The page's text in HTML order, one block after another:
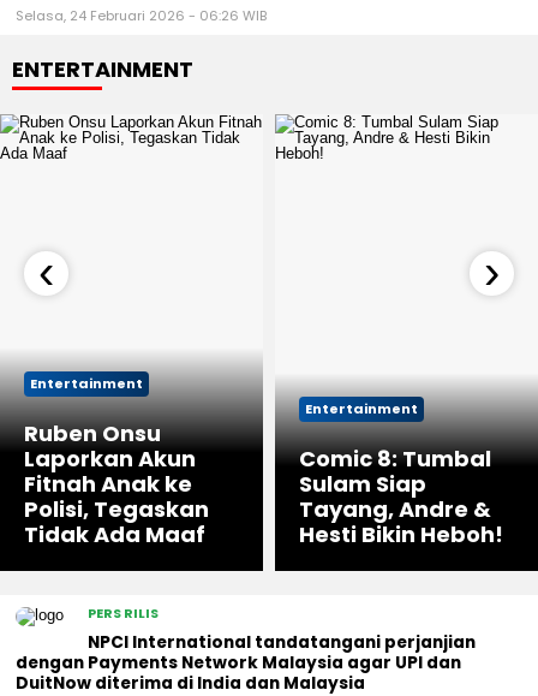
Selasa, 24 Februari 2026 - 06:26 WIB
ENTERTAINMENT
Entertainment
Ruben Onsu
Laporkan Akun
Fitnah Anak ke
Polisi, Tegaskan
Tidak Ada Maaf
Entertainment
Comic 8: Tumbal
Sulam Siap
Tayang, Andre &
Hesti Bikin Heboh!
‹ ›
PERS RILIS
NPCI International tandatangani perjanjian
dengan Payments Network Malaysia agar UPI dan
DuitNow diterima di India dan Malaysia